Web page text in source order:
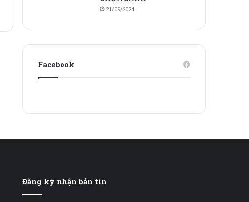
21/09/2024
Facebook
Đăng ký nhận bản tin